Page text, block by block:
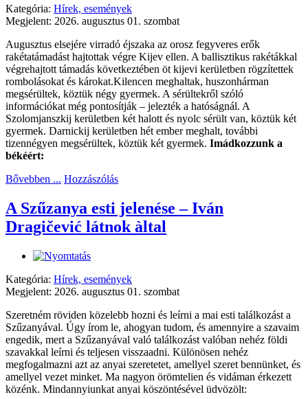
Kategória: Hírek, események
Megjelent: 2026. augusztus 01. szombat
Augusztus elsejére virradó éjszaka az orosz fegyveres erők
rakétatámadást hajtottak végre Kijev ellen. A ballisztikus rakétákkal
végrehajtott támadás következtében öt kijevi kerületben rögzítettek
rombolásokat és károkat.Kilencen meghaltak, huszonhárman
megsérültek, köztük négy gyermek. A sérültekről szóló
információkat még pontosítják – jelezték a hatóságnál. A
Szolomjanszkij kerületben két halott és nyolc sérült van, köztük két
gyermek. Darnickij kerületben hét ember meghalt, további
tizennégyen megsérültek, köztük két gyermek. Imádkozzunk a
békéért:
Bővebben ... Hozzászólás
A Szűzanya esti jelenése – Iván
Dragičević látnok àltal
Kategória: Hírek, események
Megjelent: 2026. augusztus 01. szombat
Szeretném röviden közelebb hozni és leírni a mai esti találkozást a
Szűzanyával. Úgy írom le, ahogyan tudom, és amennyire a szavaim
engedik, mert a Szűzanyával való találkozást valóban nehéz földi
szavakkal leírni és teljesen visszaadni. Különösen nehéz
megfogalmazni azt az anyai szeretetet, amellyel szeret bennünket, és
amellyel vezet minket. Ma nagyon örömtelien és vidáman érkezett
közénk. Mindannyiunkat anyai köszöntésével üdvözölt: